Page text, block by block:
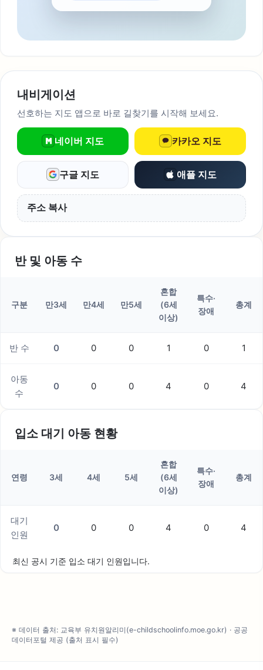
내비게이션
선호하는 지도 앱으로 바로 길찾기를 시작해 보세요.
네이버 지도 카카오 지도
구글 지도 애플 지도
주소 복사
반 및 아동 수
구분 만3세 만4세 만5세
혼합
(6세
이상)
특수·
장애
총계
반 수 0 0 0 1 0 1
아동
수
0 0 0 4 0 4
입소 대기 아동 현황
연령 3세 4세 5세
혼합
(6세
이상)
특수·
장애
총계
대기
인원
0 0 0 4 0 4
최신 공시 기준 입소 대기 인원입니다.
※ 데이터 출처: 교육부 유치원알리미(e-childschoolinfo.moe.go.kr) · 공공
데이터포털 제공 (출처 표시 필수)